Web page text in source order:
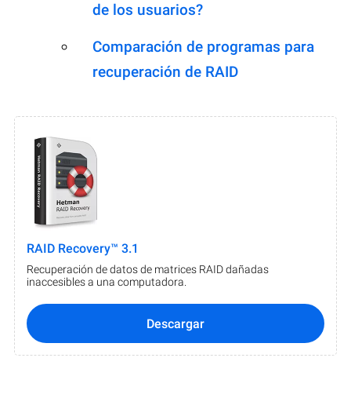
de los usuarios?
Comparación de programas para
recuperación de RAID
RAID Recovery™ 3.1
Recuperación de datos de matrices RAID dañadas
inaccesibles a una computadora.
Descargar